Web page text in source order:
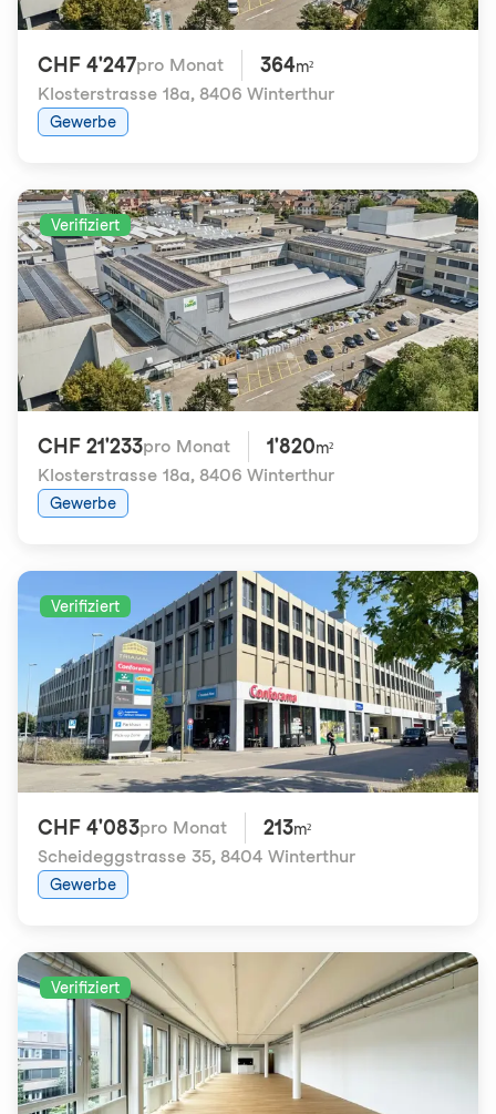
CHF 4'247pro Monat 364m²
Klosterstrasse 18a, 8406 Winterthur
Gewerbe
Verifiziert
CHF 21'233pro Monat 1'820m²
Klosterstrasse 18a, 8406 Winterthur
Gewerbe
Verifiziert
CHF 4'083pro Monat 213m²
Scheideggstrasse 35, 8404 Winterthur
Gewerbe
Verifiziert